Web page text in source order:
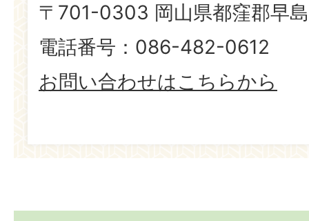
〒701-0303 岡山県都窪郡早
電話番号：086-482-0612
お問い合わせはこちらから